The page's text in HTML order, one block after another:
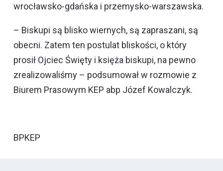
wrocławsko-gdańska i przemysko-warszawska.
– Biskupi są blisko wiernych, są zapraszani, są
obecni. Zatem ten postulat bliskości, o który
prosił Ojciec Święty i księża biskupi, na pewno
zrealizowaliśmy – podsumował w rozmowie z
Biurem Prasowym KEP abp Józef Kowalczyk.
BPKEP